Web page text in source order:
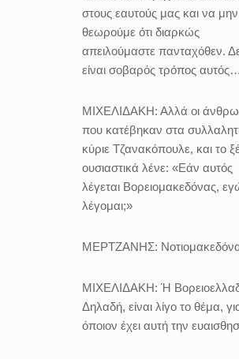
στους εαυτούς μας και να μην
θεωρούμε ότι διαρκώς
απειλούμαστε πανταχόθεν.
είναι σοβαρός τρόπος αυτός…
ΜΙΧΕΛΙΔΑΚΗ: Αλλά οι
που κατέβηκαν στα
κύριε Τζανακόπουλε, και το
ουσιαστικά λένε: «Εάν αυτός
λέγεται Βορειομακεδόνας,
λέγομαι;»
ΜΕΡΤΖΑΝΗΣ:
ΜΙΧΕΛΙΔΑΚΗ: Ή
Δηλαδή, είναι λίγο το θέμα,
όποιον έχει αυτή την